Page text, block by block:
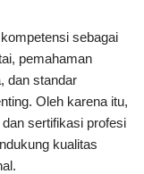
sebagai
pemahaman
dan standar
Oleh karena itu,
sertifikasi profesi
kualitas